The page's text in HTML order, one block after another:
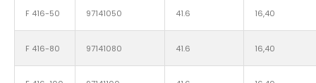
F 416-50 97141050 41.6 16,40
F 416-80 97141080 41.6 16,40